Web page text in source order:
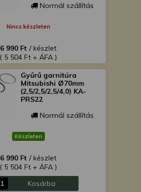
Normál szállítás
Nincs készleten
6 990 Ft / készlet
( 5 504 Ft + ÁFA )
Gyűrű garnitúra
Mitsubishi Ø70mm
(2,5/2,5/2,5/4,0) KA-
PRS22
Normál szállítás
Készleten
6 990 Ft / készlet
( 5 504 Ft + ÁFA )
Kosárba